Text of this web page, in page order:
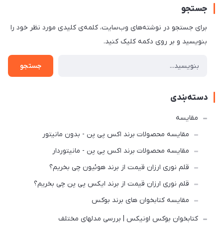
جستجو
برای جستجو در نوشته‌های وب‌سایت، کلمه‌ی کلیدی مورد نظر خود را
بنویسید و بر روی دکمه کلیک کنید.
جستجو
دسته‌بندی
مقایسه
مقایسه محصولات برند اکس پی پن - بدون مانیتور
مقایسه محصولات برند اکس پی پن - مانیتوردار
قلم نوری ارزان قیمت از برند هوئیون چی بخریم؟
قلم نوری ارزان قیمت از برند ایکس پی پن چی بخریم؟
مقایسه کتابخوان های برند بوکس
کتابخوان بوکس اونیکس | بررسی مدلهای مختلف